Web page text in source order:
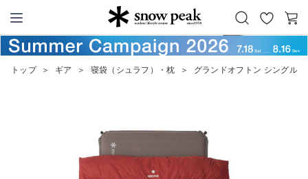
Snow Peak
お
気
カ
ー
ト
トップ ＞ ギア ＞ 寝袋（シュラフ）・枕 ＞ グランドオフトン シングル